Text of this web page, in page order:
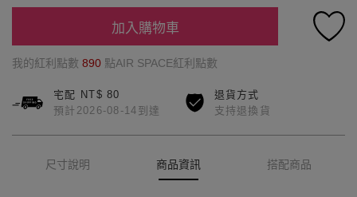
加入購物車
我的紅利點數 890 點AIR SPACE紅利點數
宅配 NT$ 80
預計2026-08-14到達
退貨方式
支持退換貨
尺寸說明 商品資訊 搭配商品